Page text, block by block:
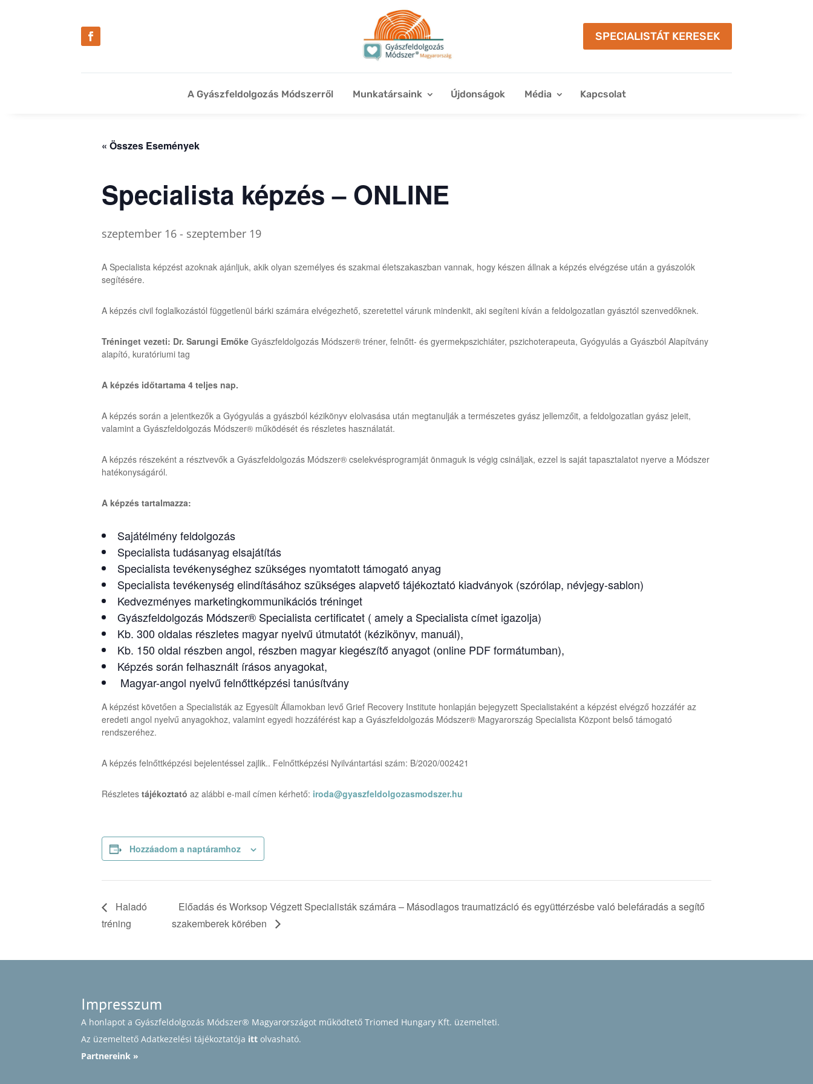
SPECIALISTÁT KERESEK
A Gyászfeldolgozás Módszerről Munkatársaink Újdonságok Média Kapcsolat
« Összes Események
Specialista képzés – ONLINE
szeptember 16 - szeptember 19
A Specialista képzést azoknak ajánljuk, akik olyan személyes és szakmai életszakaszban vannak, hogy készen állnak a képzés elvégzése után a gyászolók
segítésére.
A képzés civil foglalkozástól függetlenül bárki számára elvégezhető, szeretettel várunk mindenkit, aki segíteni kíván a feldolgozatlan gyásztól szenvedőknek.
Tréninget vezeti: Dr. Sarungi Emőke Gyászfeldolgozás Módszer® tréner, felnőtt- és gyermekpszichiáter, pszichoterapeuta, Gyógyulás a Gyászból Alapítvány
alapító, kuratóriumi tag
A képzés időtartama 4 teljes nap.
A képzés során a jelentkezők a Gyógyulás a gyászból kézikönyv elolvasása után megtanulják a természetes gyász jellemzőit, a feldolgozatlan gyász jeleit,
valamint a Gyászfeldolgozás Módszer® működését és részletes használatát.
A képzés részeként a résztvevők a Gyászfeldolgozás Módszer® cselekvésprogramját önmaguk is végig csináljak, ezzel is saját tapasztalatot nyerve a Módszer
hatékonyságáról.
A képzés tartalmazza:
Sajátélmény feldolgozás
Specialista tudásanyag elsajátítás
Specialista tevékenységhez szükséges nyomtatott támogató anyag
Specialista tevékenység elindításához szükséges alapvető tájékoztató kiadványok (szórólap, névjegy-sablon)
Kedvezményes marketingkommunikációs tréninget
Gyászfeldolgozás Módszer® Specialista certificatet ( amely a Specialista címet igazolja)
Kb. 300 oldalas részletes magyar nyelvű útmutatót (kézikönyv, manuál),
Kb. 150 oldal részben angol, részben magyar kiegészítő anyagot (online PDF formátumban),
Képzés során felhasznált írásos anyagokat,
Magyar-angol nyelvű felnőttképzési tanúsítvány
A képzést követően a Specialisták az Egyesült Államokban levő Grief Recovery Institute honlapján bejegyzett Specialistaként a képzést elvégző hozzáfér az
eredeti angol nyelvű anyagokhoz, valamint egyedi hozzáférést kap a Gyászfeldolgozás Módszer® Magyarország Specialista Központ belső támogató
rendszeréhez.
A képzés felnőttképzési bejelentéssel zajlik.. Felnőttképzési Nyilvántartási szám: B/2020/002421
Részletes tájékoztató az alábbi e-mail címen kérhető: iroda@gyaszfeldolgozasmodszer.hu
Hozzáadom a naptáramhoz
Haladó
tréning
Előadás és Worksop Végzett Specialisták számára – Másodlagos traumatizáció és együttérzésbe való belefáradás a segítő
szakemberek körében
Impresszum
A honlapot a Gyászfeldolgozás Módszer® Magyarországot működtető Triomed Hungary Kft. üzemelteti.
Az üzemeltető Adatkezelési tájékoztatója itt olvasható.
Partnereink »